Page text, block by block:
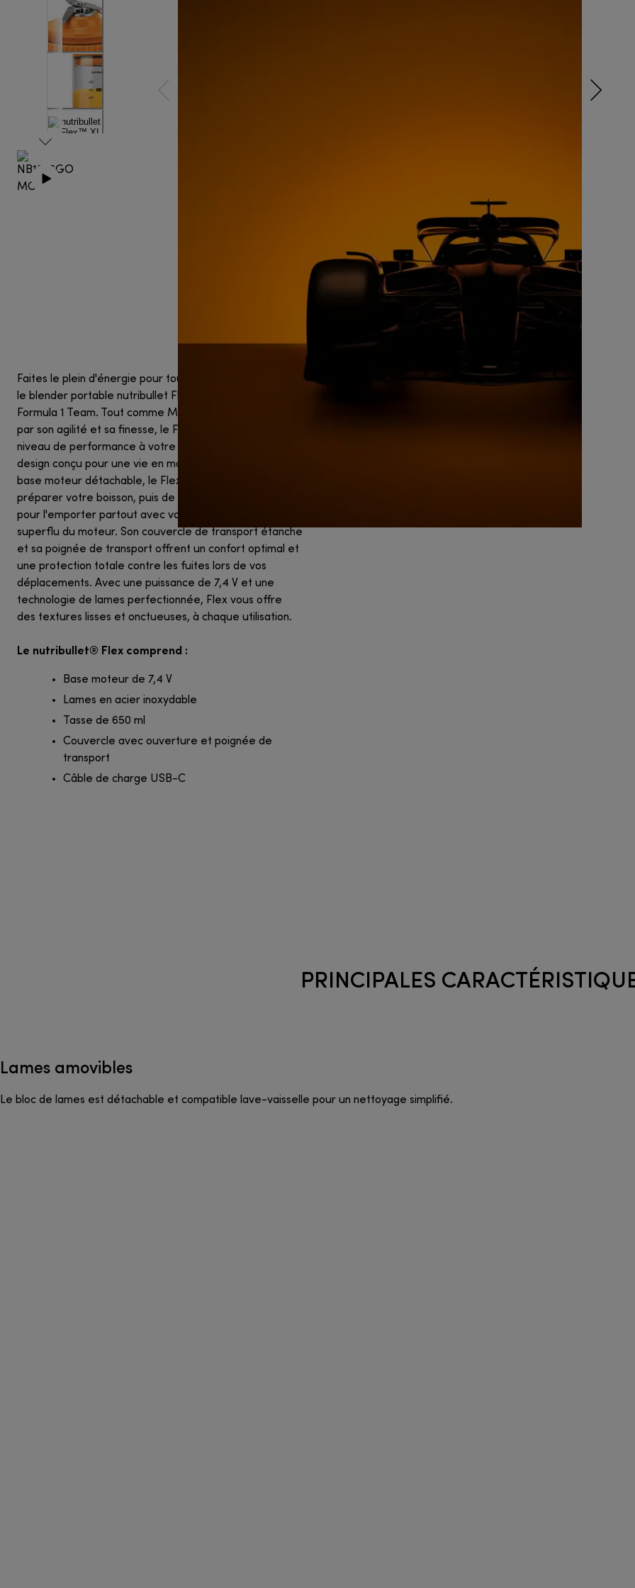
Faites le plein d'énergie pour toutes vos activités avec
le blender portable nutribullet Flex™ édition McLaren
Formula 1 Team. Tout comme McLaren domine la piste
par son agilité et sa finesse, le Flex apporte ce même
niveau de performance à votre quotidien grâce à un
design conçu pour une vie en mouvement. Équipé d'une
base moteur détachable, le Flex vous permet de
préparer votre boisson, puis de détacher votre tasse
pour l'emporter partout avec vous — sans le poids
superflu du moteur. Son couvercle de transport étanche
et sa poignée de transport offrent un confort optimal et
une protection totale contre les fuites lors de vos
déplacements. Avec une puissance de 7,4 V et une
technologie de lames perfectionnée, Flex vous offre
des textures lisses et onctueuses, à chaque utilisation.
Le nutribullet® Flex comprend :
Base moteur de 7,4 V
Lames en acier inoxydable
Tasse de 650 ml
Couvercle avec ouverture et poignée de
transport
Câble de charge USB-C
PRINCIPALES
Lames amovibles
Le bloc de lames est détachable et compatible lave-vaisselle pour un nettoyage simplifié.